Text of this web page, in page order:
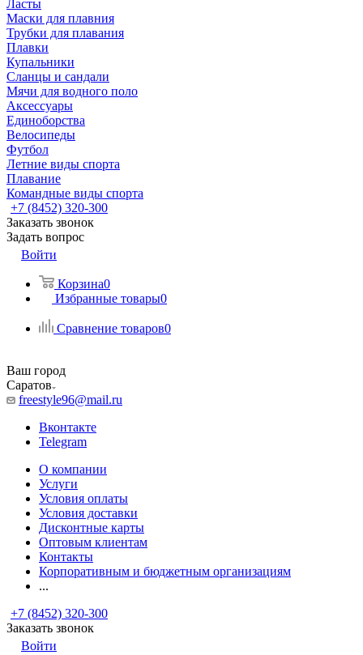
Ласты
Маски для плавния
Трубки для плавания
Плавки
Купальники
Сланцы и сандали
Мячи для водного поло
Аксессуары
Единоборства
Велосипеды
Футбол
Летние виды спорта
Плавание
Командные виды спорта
+7 (8452) 320-300
Заказать звонок
Задать вопрос
Войти
Корзина0
Избранные товары0
Сравнение товаров0
Ваш город
Саратов
freestyle96@mail.ru
Вконтакте
Telegram
О компании
Услуги
Условия оплаты
Условия доставки
Дисконтные карты
Оптовым клиентам
Контакты
Корпоративным и бюджетным организациям
...
+7 (8452) 320-300
Заказать звонок
Войти